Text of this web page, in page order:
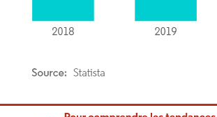
Intelligence. La réutilisation nécessite une attribution